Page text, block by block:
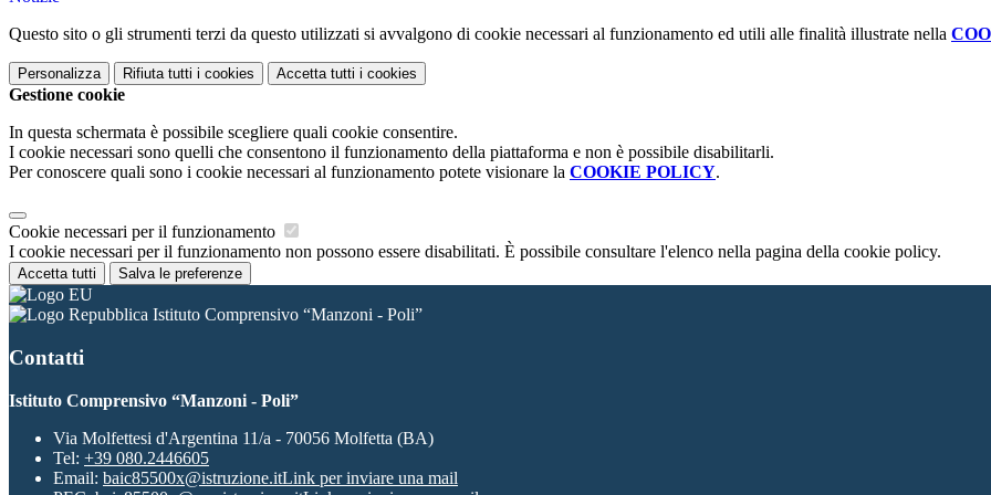
Questo sito o gli strumenti terzi da questo utilizzati si avvalgono di cookie necessari al funzionamento ed utili alle finalità illustrate nella
Personalizza Rifiuta tutti i cookies Accetta tutti i cookies
Gestione cookie
In questa schermata è possibile scegliere quali cookie consentire.
I cookie necessari sono quelli che consentono il funzionamento della piattaforma e non è possibile disabilitarli.
Per conoscere quali sono i cookie necessari al funzionamento potete visionare la COOKIE POLICY.
Cookie necessari per il funzionamento
I cookie necessari per il funzionamento non possono essere disabilitati. È possibile consultare l'elenco nella pagina della cookie policy.
Accetta tutti Salva le preferenze
Istituto Comprensivo “Manzoni - Poli”
Contatti
Istituto Comprensivo “Manzoni - Poli”
Via Molfettesi d'Argentina 11/a - 70056 Molfetta (BA)
Tel: +39 080.2446605
Email: baic85500x@istruzione.itLink per inviare una mail